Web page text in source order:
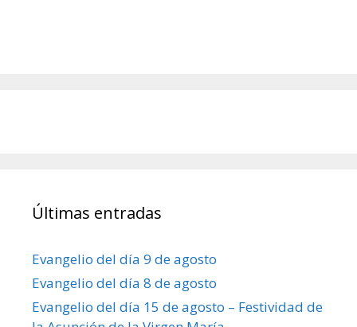
Últimas entradas
Evangelio del día 9 de agosto
Evangelio del día 8 de agosto
Evangelio del día 15 de agosto – Festividad de